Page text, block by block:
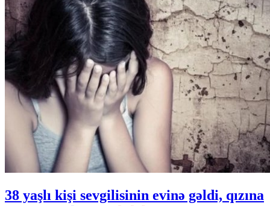
38 yaşlı kişi sevgilisinin evinə gəldi, qızına